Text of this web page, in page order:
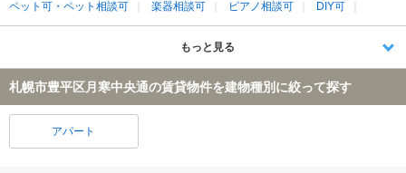
ペット可・ペット相談可
楽器相談可 ピアノ相談可 DIY可
もっと見る
札幌市豊平区月寒中央通の賃貸物件を建物種別に絞って探す
アパート